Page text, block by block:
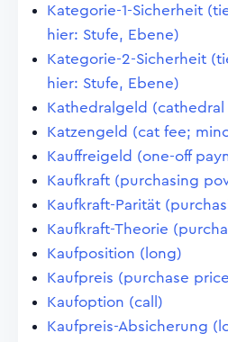
Kategorie-1-Sicherheit
hier: Stufe, Ebene)
Kategorie-2-Sicherheit
hier: Stufe, Ebene)
Kathedralgeld (cathedral
Katzengeld (cat fee;
Kauffreigeld (one-off
Kaufkraft (purchasing
Kaufkraft-Parität
Kaufkraft-Theorie
Kaufposition (long)
Kaufpreis (purchase
Kaufoption (call)
Kaufpreis-Absicherung